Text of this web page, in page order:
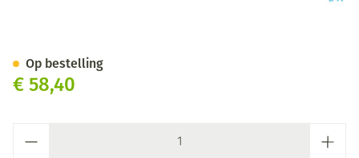
€ 58,40
Op bestelling